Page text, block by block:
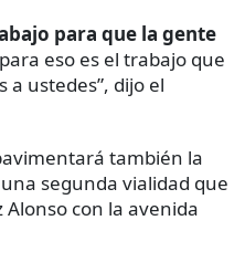
para que la gente
eso es el trabajo que
ustedes”, dijo el
también la
segunda vialidad que
con la avenida